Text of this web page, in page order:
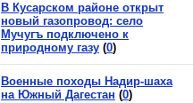
В Кусарском районе открыт
новый газопровод: село
Мучугъ подключено к
природному газу (0)
Военные походы Надир-шаха
на Южный Дагестан (0)